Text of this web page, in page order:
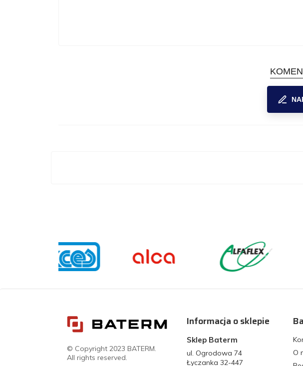
© Copyright 2023 BATERM.
All rights reserved.
Informacja o sklepie
Sklep Baterm
ul. Ogrodowa 74
Łyczanka 32-447
O